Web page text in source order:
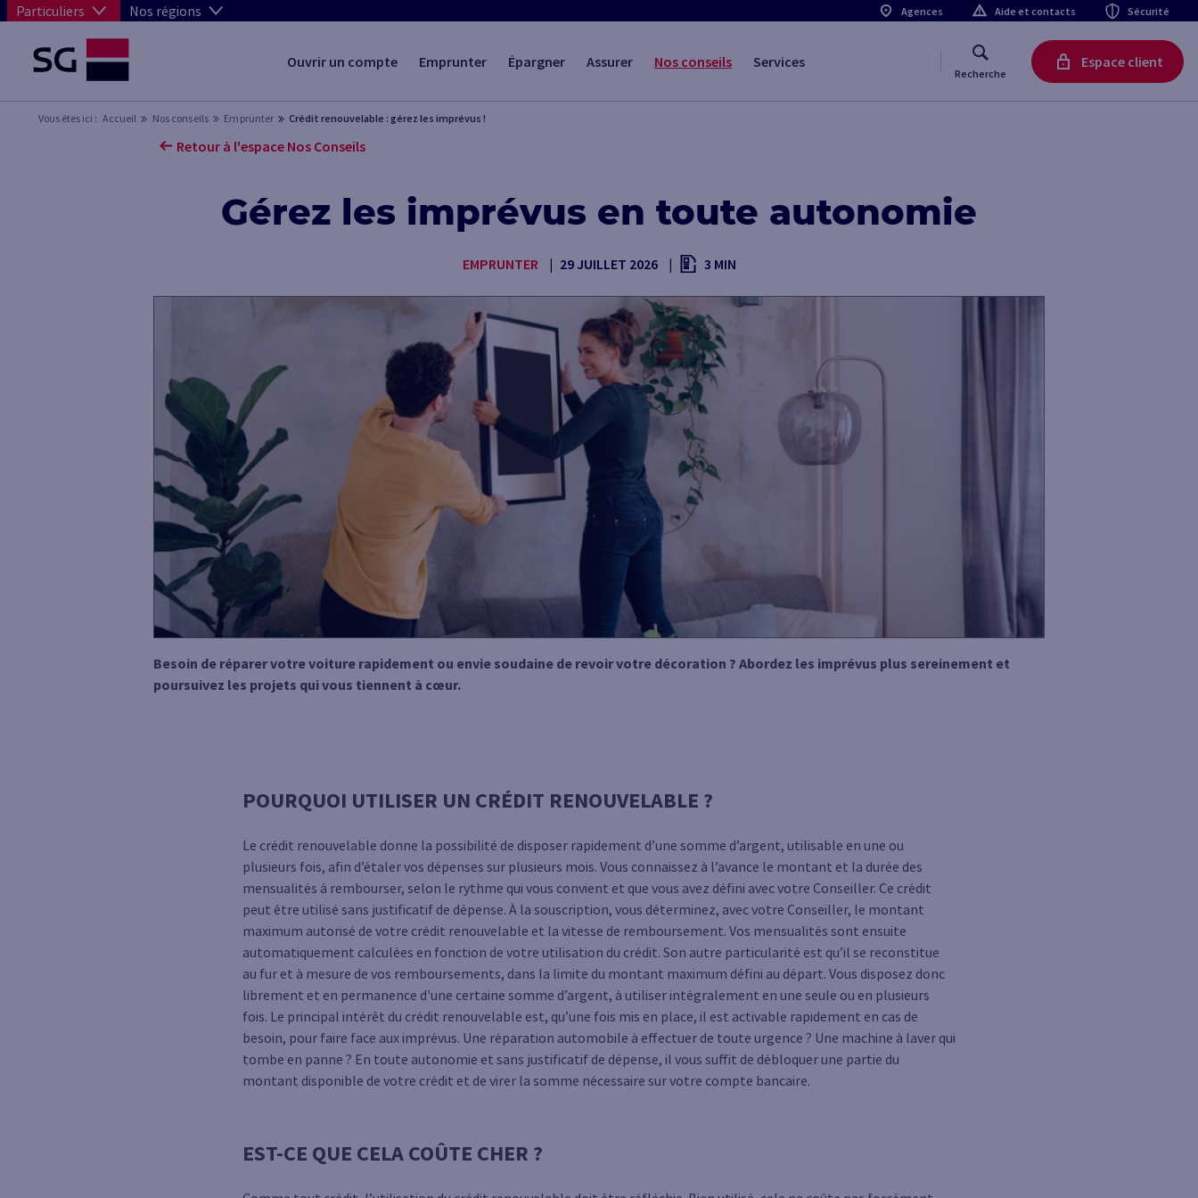
Particuliers Nos régions Agences Aide et contacts Sécurité
Ouvrir un compte Emprunter Épargner Assurer Nos conseils Services
Recherche
Espace client
Vous êtes ici : Accueil Nos conseils Emprunter Crédit renouvelable : gérez les imprévus !
Retour à l'espace Nos Conseils
Gérez les imprévus en toute autonomie
EMPRUNTER 29 JUILLET 2026 3 MIN
Besoin de réparer votre voiture rapidement ou envie soudaine de revoir votre décoration ? Abordez les imprévus plus sereinement et
poursuivez les projets qui vous tiennent à cœur.
POURQUOI UTILISER UN CRÉDIT RENOUVELABLE ?
Le crédit renouvelable donne la possibilité de disposer rapidement d’une somme d’argent, utilisable en une ou
plusieurs fois, afin d’étaler vos dépenses sur plusieurs mois. Vous connaissez à l’avance le montant et la durée des
mensualités à rembourser, selon le rythme qui vous convient et que vous avez défini avec votre Conseiller. Ce crédit
peut être utilisé sans justificatif de dépense. À la souscription, vous déterminez, avec votre Conseiller, le montant
maximum autorisé de votre crédit renouvelable et la vitesse de remboursement. Vos mensualités sont ensuite
automatiquement calculées en fonction de votre utilisation du crédit. Son autre particularité est qu’il se reconstitue
au fur et à mesure de vos remboursements, dans la limite du montant maximum défini au départ. Vous disposez donc
librement et en permanence d'une certaine somme d’argent, à utiliser intégralement en une seule ou en plusieurs
fois. Le principal intérêt du crédit renouvelable est, qu’une fois mis en place, il est activable rapidement en cas de
besoin, pour faire face aux imprévus. Une réparation automobile à effectuer de toute urgence ? Une machine à laver qui
tombe en panne ? En toute autonomie et sans justificatif de dépense, il vous suffit de débloquer une partie du
montant disponible de votre crédit et de virer la somme nécessaire sur votre compte bancaire.
EST-CE QUE CELA COÛTE CHER ?